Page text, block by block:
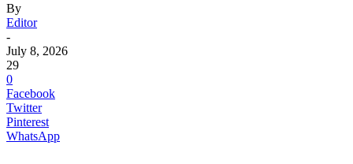
By
Editor
-
July 8, 2026
29
0
Facebook
Twitter
Pinterest
WhatsApp